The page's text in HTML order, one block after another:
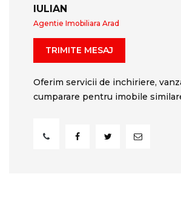
IULIAN
Agentie Imobiliara Arad
TRIMITE MESAJ
Oferim servicii de inchiriere,
cumparare pentru imobile